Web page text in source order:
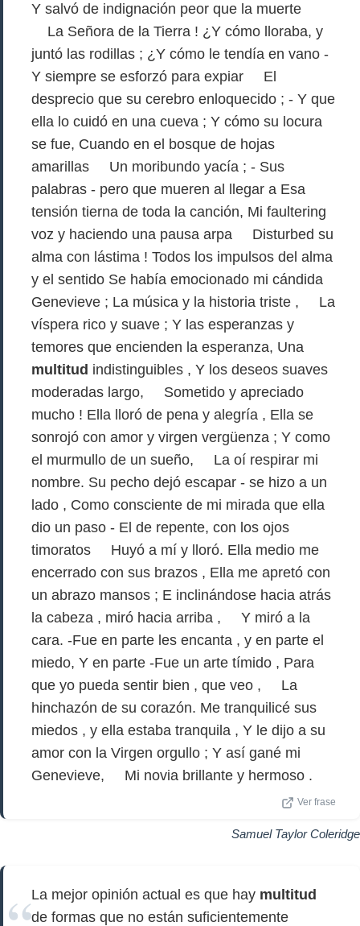
Y salvó de indignación peor que la muerte
La Señora de la Tierra ! ¿Y cómo lloraba, y
juntó las rodillas ; ¿Y cómo le tendía en vano -
Y siempre se esforzó para expiar El
desprecio que su cerebro enloquecido ; - Y que
ella lo cuidó en una cueva ; Y cómo su locura
se fue, Cuando en el bosque de hojas
amarillas Un moribundo yacía ; - Sus
palabras - pero que mueren al llegar a Esa
tensión tierna de toda la canción, Mi faultering
voz y haciendo una pausa arpa Disturbed su
alma con lástima ! Todos los impulsos del alma
y el sentido Se había emocionado mi cándida
Genevieve ; La música y la historia triste , La
víspera rico y suave ; Y las esperanzas y
temores que encienden la esperanza, Una
multitud indistinguibles , Y los deseos suaves
moderadas largo, Sometido y apreciado
mucho ! Ella lloró de pena y alegría , Ella se
sonrojó con amor y virgen vergüenza ; Y como
el murmullo de un sueño, La oí respirar mi
nombre. Su pecho dejó escapar - se hizo a un
lado , Como consciente de mi mirada que ella
dio un paso - El de repente, con los ojos
timoratos Huyó a mí y lloró. Ella medio me
encerrado con sus brazos , Ella me apretó con
un abrazo mansos ; E inclinándose hacia atrás
la cabeza , miró hacia arriba , Y miró a la
cara. -Fue en parte les encanta , y en parte el
miedo, Y en parte -Fue un arte tímido , Para
que yo pueda sentir bien , que veo , La
hinchazón de su corazón. Me tranquilicé sus
miedos , y ella estaba tranquila , Y le dijo a su
amor con la Virgen orgullo ; Y así gané mi
Genevieve, Mi novia brillante y hermoso .
Ver frase
Samuel Taylor Coleridge
La mejor opinión actual es que hay multitud
de formas que no están suficientemente